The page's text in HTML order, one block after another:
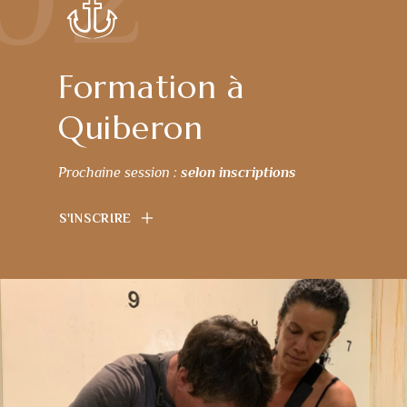
Formation à
Quiberon
Prochaine session : selon inscriptions
S'INSCRIRE